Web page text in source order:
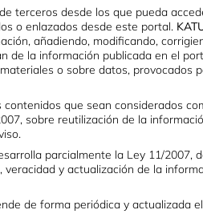
terceros desde los que pueda
o enlazados desde este portal.
añadiendo, modificando,
de la información publicada en el
o sobre datos, provocados
que sean considerados
sobre reutilización de la
parcialmente la Ley 11/2007,
y actualización de la
de forma periódica y actualizada